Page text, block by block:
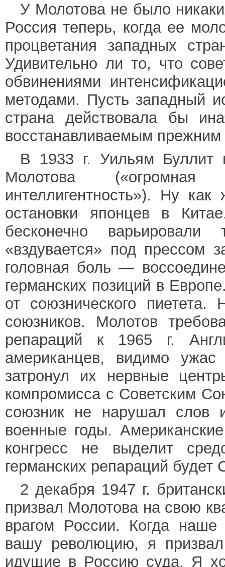
У Молотова не было
Россия теперь, когда ее
процветания западных
Удивительно ли то, что
обвинениями
методами. Пусть западный
страна действовала бы
восстанавливаемым
В 1933 г. Уильям Буллит
Молотова
интеллигентность»). Ну
остановки японцев в
бесконечно
«вздувается» под прессом
головная боль —
германских позиций в
от союзнического
союзников. Молотов
репараций к 1965 г.
американцев, видимо
затронул их нервные
компромисса с Советским
союзник не нарушал
военные годы.
конгресс не выделит
германских репараций будет
2 декабря 1947 г.
призвал Молотова на свою
врагом России. Когда наше
вашу революцию, я призвал
идущие в Россию суда. Я